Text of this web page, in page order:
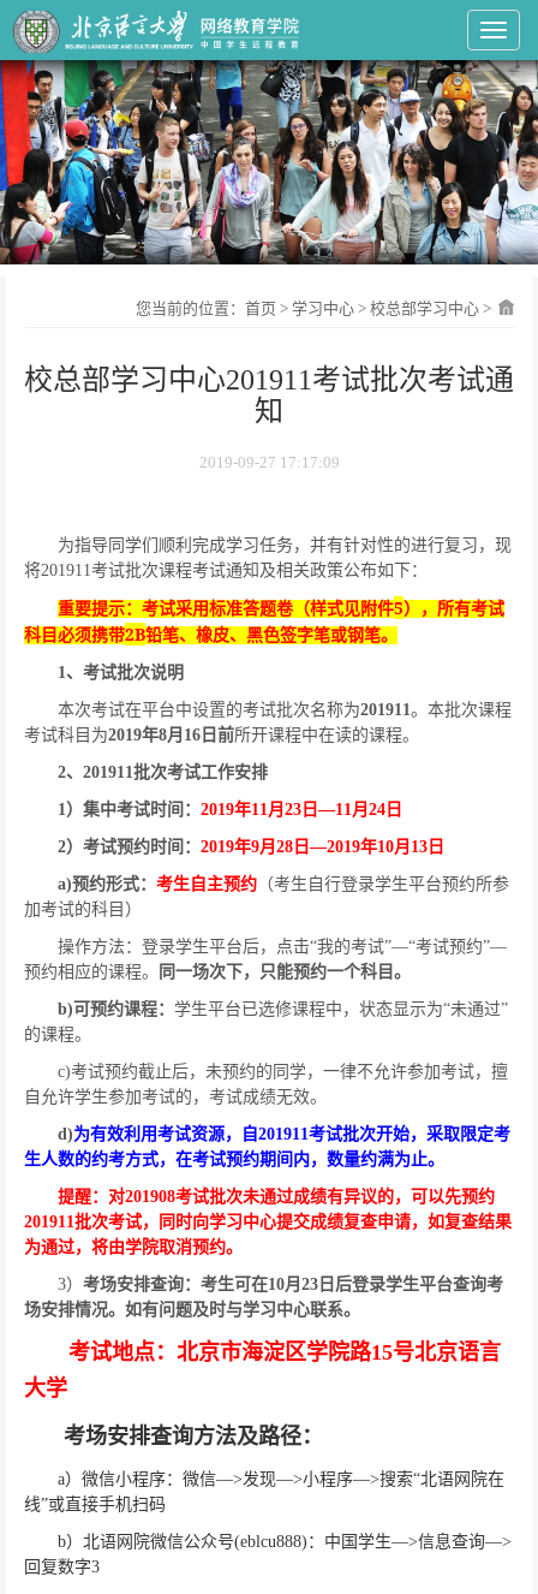
Toggle
您当前的位置： 首页 > 学习中心 > 校总部学习中心 >
校总部学习中心201911考试批次考试通
知
2019-09-27 17:17:09
为指导同学们顺利完成学习任务，并有针对性的进行复习，现
将201911考试批次课程考试通知及相关政策公布如下：
重要提示：考试采用标准答题卷（样式见附件5），所有考试
科目必须携带2B铅笔、橡皮、黑色签字笔或钢笔。
1、考试批次说明
本次考试在平台中设置的考试批次名称为201911。本批次课程
考试科目为2019年8月 16 日前所开课程中在读的课程。
2、201911批次考试工作安排
1）集中考试时间：2019年11月23 日—11月24 日
2）考试预约时间：2019年9月28 日—2019年10月 13 日
a)预约形式：考生自主预约 （考生自行登录学生平台预约所参
加考试的科目）
操作方法：登录学生平台后，点击“我的考试”—“考试预约”—
预约相应的课程。
同一场次下，只能预约一个科目。
b) 可预约课程：学生平台已选修课程中，状态显示为“未通过”
的课程。
c)考试预约截止后，未预约的同学，一律不允许参加考试，擅
自允许学生参加考试的，考试成绩无效。
d)为有效利用考试资源，自201911考试批次开始，采取限定考
生人数的约考方式，在考试预约期间内，数量约满为止。
提醒：对201908考试批次未通过成绩有异议的，可以先预约
201911批次考试，同时向学习中心提交成绩复查申请，如复查结果
为通过，将由学院取消预约。
3） 考场安排查询：考生可在10月 23 日后登录学生平台查询考
场安排情况。如有问题及时与学习中心联系。
考试地点：北京市海淀区学院路15号北京语言
大学
考场安排查询方法及路径：
a）微信小程序：微信—>发现—>小程序—>搜索“北语网院在
线”或直接手机扫码
b）北语网院微信公众号(eblcu888) ：中国学生—>信息查询—>
回复数字3